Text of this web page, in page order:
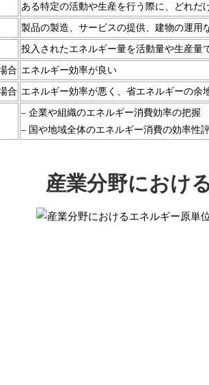
ある特定の活動や生産を行う際に、どれ
製品の製造、サービスの提供、建物の運用
投入されたエネルギー量を活動量や生産量
合 エネルギー効率が良い
合 エネルギー効率が悪く、省エネルギーの余
– 企業や組織のエネルギー消費効率の把握
– 国や地域全体のエネルギー消費の効率性
産業分野におけ